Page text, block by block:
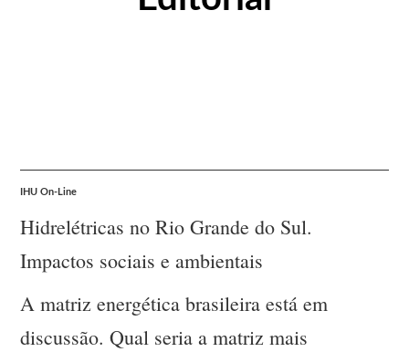
IHU On-Line
Hidrelétricas no Rio Grande do Sul.
Impactos sociais e ambientais
A matriz energética brasileira está em
discussão. Qual seria a matriz mais